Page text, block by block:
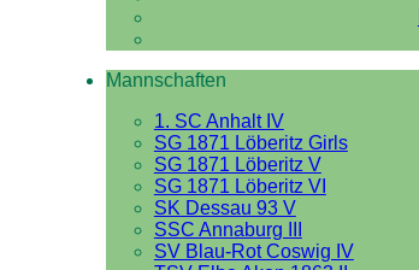
Mannschaften
1. SC Anhalt IV
SG 1871 Löberitz Girls
SG 1871 Löberitz V
SG 1871 Löberitz VI
SK Dessau 93 V
SSC Annaburg III
SV Blau-Rot Coswig IV